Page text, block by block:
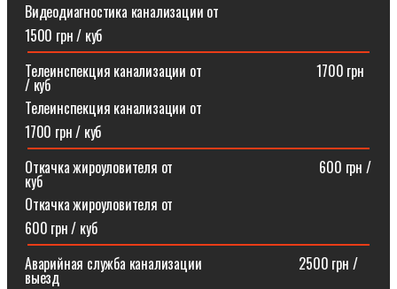
Видеодиагностика канализации от
1500 грн / куб
Телеинспекция канализации от⠀⠀⠀⠀⠀⠀⠀⠀⠀⠀⠀1700 грн
/ куб
Телеинспекция канализации от
1700 грн / куб
Откачка жироуловителя от⠀⠀⠀⠀⠀⠀⠀⠀⠀⠀⠀⠀⠀⠀600 грн /
куб
Откачка жироуловителя от
600 грн / куб
Аварийная служба канализации ⠀⠀⠀⠀⠀⠀⠀⠀⠀2500 грн /
выезд